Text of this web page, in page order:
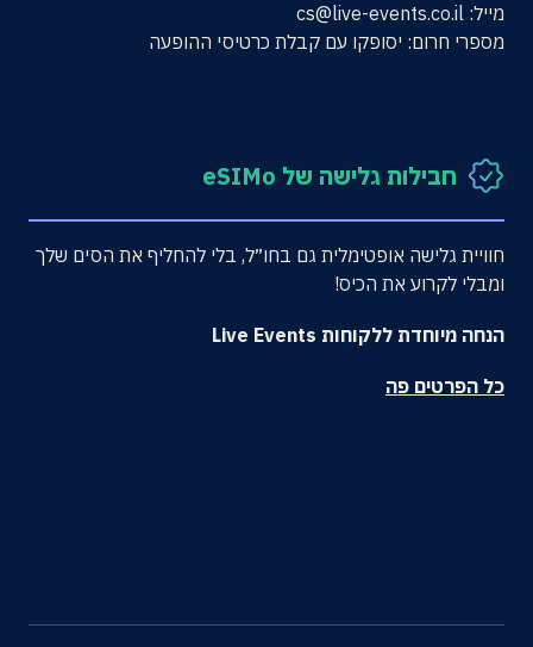
מייל: cs@live-events.co.il
מספרי חרום: יסופקו עם קבלת כרטיסי ההופעה
חבילות גלישה של eSIMo
חוויית גלישה אופטימלית גם בחו״ל, בלי להחליף את הסים שלך
ומבלי לקרוע את הכיס!
הנחה מיוחדת ללקוחות Live Events
כל הפרטים פה